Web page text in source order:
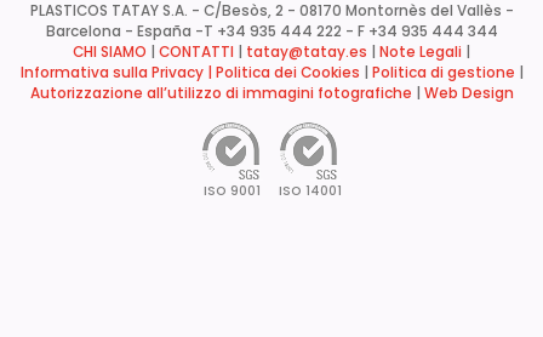
PLASTICOS TATAY S.A. - C/Besòs, 2 - 08170 Montornès del Vallès -
Barcelona - España -T +34 935 444 222 - F +34 935 444 344
CHI SIAMO
CONTATTI tatay@tatay.es Note Legali
Informativa sulla Privacy | Politica dei Cookies Politica di gestione
Autorizzazione all’utilizzo di immagini fotografiche
Web Design
ISO 9001 ISO 14001